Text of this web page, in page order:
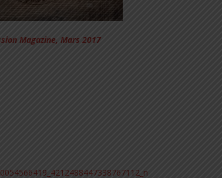
Magazine, Mars 2017